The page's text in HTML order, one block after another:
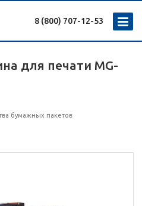
8 (800) 707-12-53
для печати MG-
бумажных пакетов